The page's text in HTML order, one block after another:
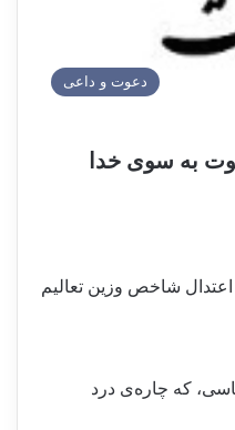
دعوت و داعی
به سوی خدا
اعتدال شاخص وزین تعالیم
که چاره‌ی درد